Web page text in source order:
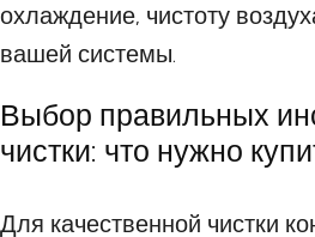
охлаждение, чистоту
вашей системы.
Выбор правильных
чистки: что нужно
Для качественной чистки